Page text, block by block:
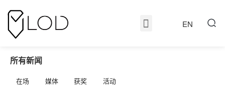
EN
所有新闻
在场 媒体 获奖 活动